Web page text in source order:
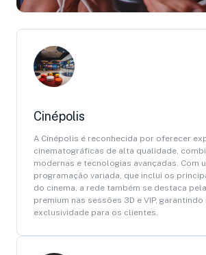
Cinépolis
A Cinépolis é reconhecida por oferecer
cinematográficas de alta qualidade,
modernas e tecnologias avançadas. Com
programação variada, que inclui os
do cinema, a rede também se destaca
premium nas sessões 3D e VIP,
exclusividade para os clientes.